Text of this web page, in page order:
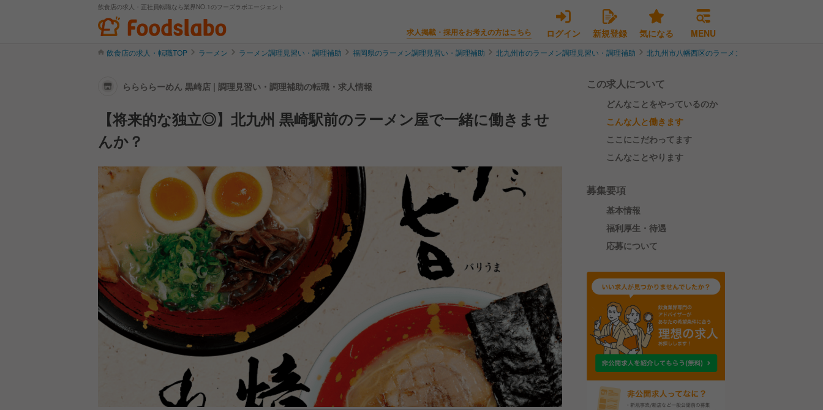
飲食店の求人・正社員転職なら業界NO.1のフーズラボエージェント
求人掲載・採用をお考えの方はこちら ログイン 新規登録 気になる MENU
飲食店の求人・転職TOP ラーメン ラーメン調理見習い・調理補助 福岡県のラーメン調理見習い・調理補助 北九州市のラーメン調理見習い・調理補助 北九州市八幡西区のラーメン調理見習い・調理補助
ららららーめん 黒崎店 | 調理見習い・調理補助の転職・求人情報
【将来的な独立◎】北九州 黒崎駅前のラーメン屋で一緒に働きませ
んか？
この求人について
どんなことをやっているのか
こんな人と働きます
ここにこだわってます
こんなことやります
募集要項
基本情報
福利厚生・待遇
応募について